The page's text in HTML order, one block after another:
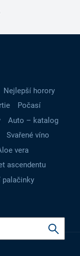
Nejlepší horory
Počasí
Auto – katalog
Svařené víno
vera
ascendentu
palačinky